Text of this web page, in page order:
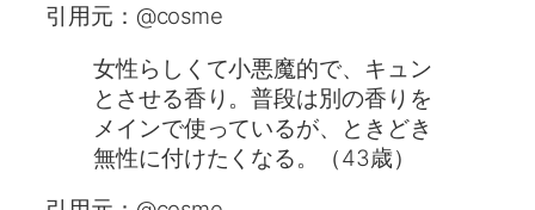
引用元：@cosme
女性らしくて小悪魔的で、キュン
とさせる香り。普段は別の香りを
メインで使っているが、ときどき
無性に付けたくなる。（43歳）